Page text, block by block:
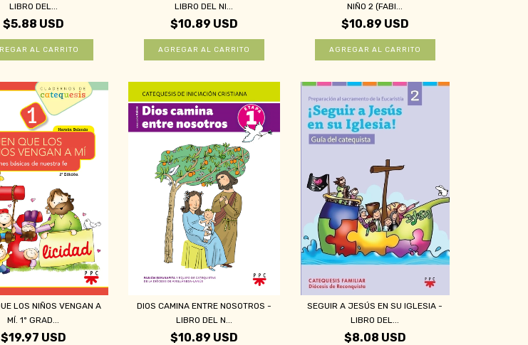
LIBRO DEL...
$5.88 USD
LIBRO DEL NI...
$10.89 USD
NIÑO 2 (FABI...
$10.89 USD
LOS NIÑOS VENGAN A
MÍ. 1º GRAD...
$19.97 USD
DIOS CAMINA ENTRE NOSOTROS -
LIBRO DEL N...
$10.89 USD
SEGUIR A JESÚS EN SU IGLESIA -
LIBRO DEL...
$8.08 USD